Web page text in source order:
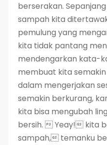
berserakan.
sampah kita
pemulung yang
kita tidak pantang
mendengarkan kata-
membuat kita
dalam mengerjakan
semakin berkurang,
kita bisa mengubah
bersih.  Yeay! kita
sampah, temanku